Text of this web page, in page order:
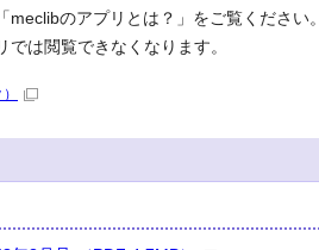
のアプリとは？」をご覧ください。
は閲覧できなくなります。